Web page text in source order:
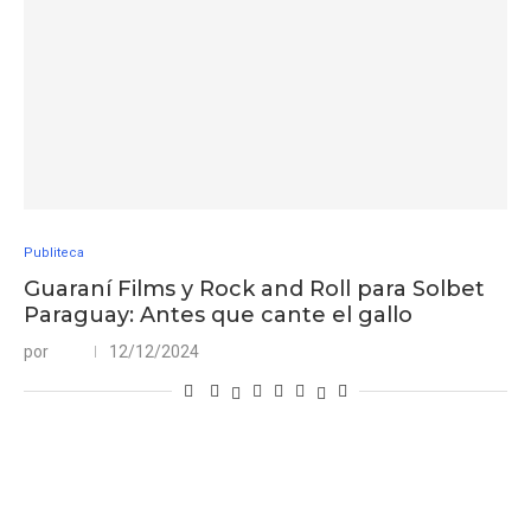
Publiteca
Guaraní Films y Rock and Roll para Solbet
Paraguay: Antes que cante el gallo
por 12/12/2024